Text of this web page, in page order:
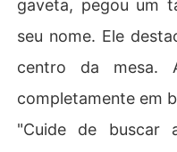
gaveta, pegou um
seu nome. Ele
centro da mesa.
completamente em
"Cuide de buscar